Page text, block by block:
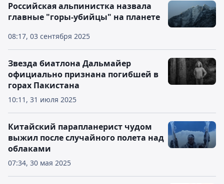
08:17, 03 сентября 2025
Российская альпинистка назвала
главные "горы-убийцы" на планете
10:11, 31 июля 2025
Звезда биатлона Дальмайер
официально признана погибшей в
горах Пакистана
07:34, 30 мая 2025
Китайский парапланерист чудом
выжил после случайного полета над
облаками